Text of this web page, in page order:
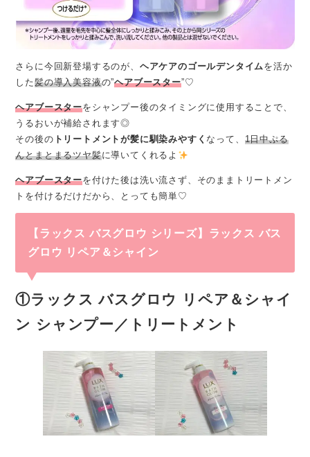
さらに今回新登場するのが、 ヘアケアのゴールデンタイムを活か
した髪の導入美容液の”ヘアブースター”♡
ヘアブースターをシャンプー後のタイミングに使用することで、
うるおいが補給されます◎
その後の トリートメントが髪に馴染みやすく なって、 1日中ぷる
んとまとまるツヤ髪に導いてくれるよ
ヘアブースターを付けた後は洗い流さず、そのままトリートメン
トを付けるだけだから、とっても簡単♡
【ラックス バスグロウ シリーズ】 ラックス バス
グロウ リペア＆シャイン
①ラックス バスグロウ リペア＆シャイ
ン シャンプー／トリートメント